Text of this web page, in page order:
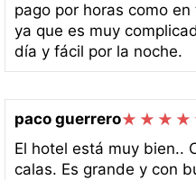
pago por horas como
ya que es muy
día y fácil por la noche.
paco guerrero
El hotel está muy bien..
calas. Es grande y con